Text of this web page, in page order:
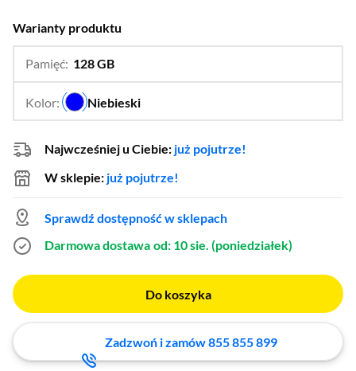
Warianty produktu
Pamięć: 128 GB
Kolor: Niebieski
…
Najwcześniej u Ciebie: już pojutrze!
W sklepie: już pojutrze!
Sprawdź dostępność w sklepach
Darmowa dostawa od: 10 sie. (poniedziałek)
Do koszyka
Zadzwoń i zamów 855 855 899